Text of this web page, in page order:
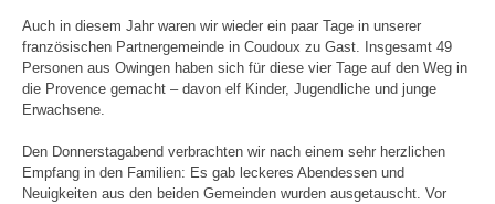
Auch in diesem Jahr waren wir wieder ein paar Tage in unserer
französischen Partnergemeinde in Coudoux zu Gast. Insgesamt 49
Personen aus Owingen haben sich für diese vier Tage auf den Weg in
die Provence gemacht – davon elf Kinder, Jugendliche und junge
Erwachsene.
Den Donnerstagabend verbrachten wir nach einem sehr herzlichen
Empfang in den Familien: Es gab leckeres Abendessen und
Neuigkeiten aus den beiden Gemeinden wurden ausgetauscht. Vor